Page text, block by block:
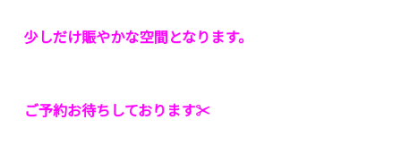
少しだけ賑やかな空間となります。
ご予約お待ちしております✂︎